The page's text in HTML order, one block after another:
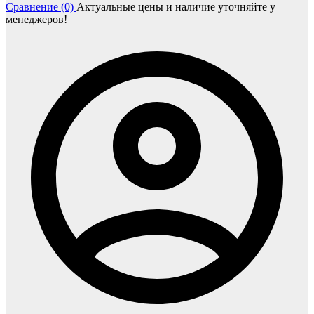
Сравнение (0) Актуальные цены и наличие уточняйте у
менеджеров!